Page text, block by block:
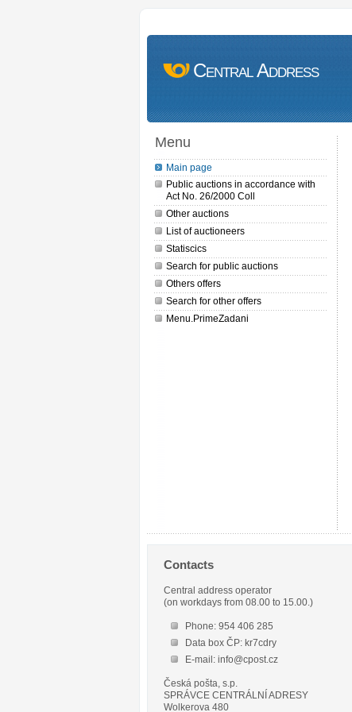
Central Address
Menu
Main page
Public auctions in accordance with
Act No. 26/2000 Coll
Other auctions
List of auctioneers
Statiscics
Search for public auctions
Others offers
Search for other offers
Menu.PrimeZadani
Contacts
Central address operator
(on workdays from 08.00 to 15.00.)
Phone: 954 406 285
Data box ČP: kr7cdry
E-mail: info@cpost.cz
Česká pošta, s.p.
SPRÁVCE CENTRÁLNÍ ADRESY
Wolkerova 480